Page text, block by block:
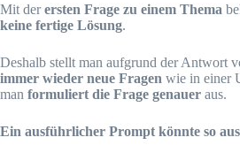
Mit derersten Frage zu einem Thema
keine fertige Lösung.
Deshalb stellt man aufgrund der Antwort
immer wieder neue Fragen wie in einer
man formuliert die Frage genauer aus.
Ein ausführlicher Prompt könnte so